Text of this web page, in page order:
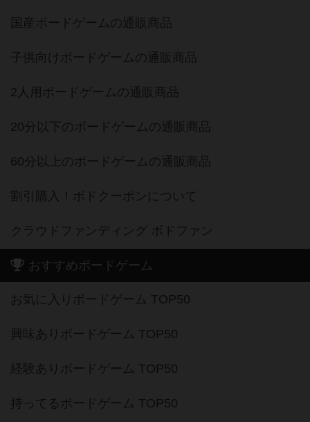
国産ボードゲームの通販商品
子供向けボードゲームの通販商品
2人用ボードゲームの通販商品
20分以下のボードゲームの通販商品
60分以上のボードゲームの通販商品
割引購入！ボドクーポンについて
クラウドファンディング ボドファン
おすすめボードゲーム
お気に入りボードゲーム TOP50
興味ありボードゲーム TOP50
経験ありボードゲーム TOP50
持ってるボードゲーム TOP50